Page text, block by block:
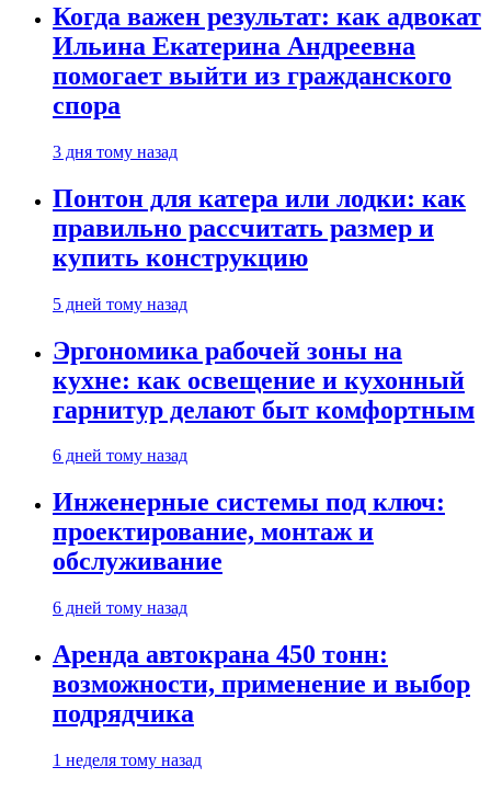
Когда важен результат: как адвокат
Ильина Екатерина Андреевна
помогает выйти из гражданского
спора
3 дня тому назад
Понтон для катера или лодки: как
правильно рассчитать размер и
купить конструкцию
5 дней тому назад
Эргономика рабочей зоны на
кухне: как освещение и кухонный
гарнитур делают быт комфортным
6 дней тому назад
Инженерные системы под ключ:
проектирование, монтаж и
обслуживание
6 дней тому назад
Аренда автокрана 450 тонн:
возможности, применение и выбор
подрядчика
1 неделя тому назад